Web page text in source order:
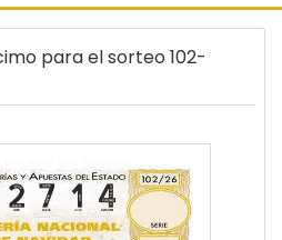
para el sorteo 102-